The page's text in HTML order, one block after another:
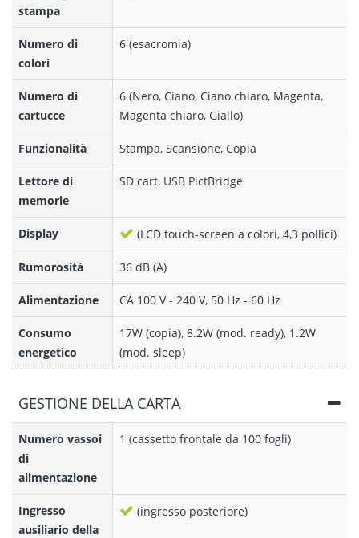
stampa
Numero di
colori
6 (esacromia)
Numero di
cartucce
6 (Nero, Ciano, Ciano chiaro, Magenta,
Magenta chiaro, Giallo)
Funzionalità Stampa, Scansione, Copia
Lettore di
memorie
SD cart, USB PictBridge
Display (LCD touch-screen a colori, 4,3 pollici)
Rumorosità 36 dB (A)
Alimentazione CA 100 V - 240 V, 50 Hz - 60 Hz
Consumo
energetico
17W (copia), 8.2W (mod. ready), 1.2W
(mod. sleep)
GESTIONE DELLA CARTA
Numero vassoi
di
alimentazione
1 (cassetto frontale da 100 fogli)
Ingresso
ausiliario della
(ingresso posteriore)